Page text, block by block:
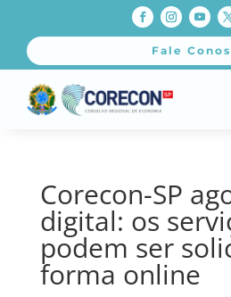
Fale
Corecon-SP
digital: os
podem ser
forma online